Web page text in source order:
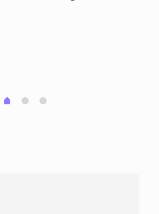
0 1 2